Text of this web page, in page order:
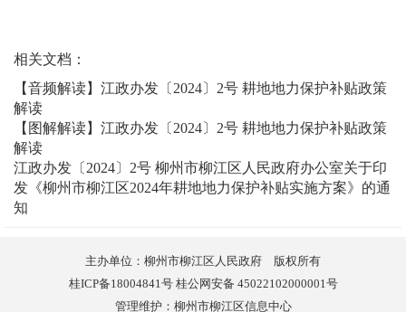
相关文档：
【音频解读】江政办发〔2024〕2号 耕地地力保护补贴政策
解读
【图解解读】江政办发〔2024〕2号 耕地地力保护补贴政策
解读
江政办发〔2024〕2号 柳州市柳江区人民政府办公室关于印
发《柳州市柳江区2024年耕地地力保护补贴实施方案》的通
知
主办单位：柳州市柳江区人民政府 版权所有
桂ICP备18004841号 桂公网安备 45022102000001号
管理维护：柳州市柳江区信息中心